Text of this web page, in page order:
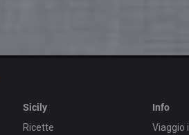
Sicily
Ricette
Info
Viaggio